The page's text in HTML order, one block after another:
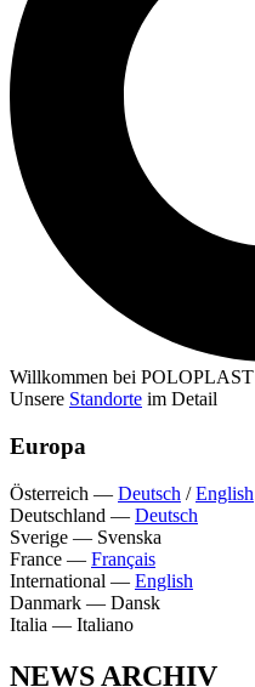
Willkommen bei POLOPLAST
Unsere Standorte im Detail
Europa
Österreich — Deutsch /English
Deutschland — Deutsch
Sverige — Svenska
France — Français
International — English
Danmark — Dansk
Italia — Italiano
NEWS ARCHIV